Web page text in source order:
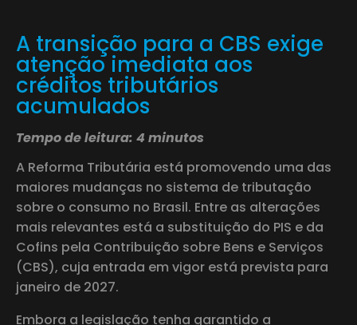
A transição para a CBS exige
atenção imediata aos
créditos tributários
acumulados
Tempo de leitura: 4 minutos
A Reforma Tributária está promovendo uma das
maiores mudanças no sistema de tributação
sobre o consumo no Brasil. Entre as alterações
mais relevantes está a substituição do PIS e da
Cofins pela Contribuição sobre Bens e Serviços
(CBS), cuja entrada em vigor está prevista para
janeiro de 2027.
Embora a legislação tenha garantido a